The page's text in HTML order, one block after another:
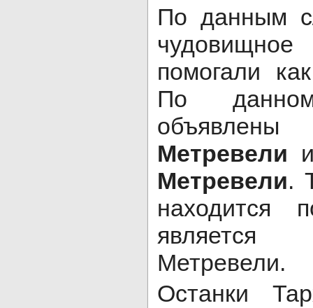
По данным
чудовищное
помогали
По
Метревели
Метревели.
находится
Метревели.
Останки